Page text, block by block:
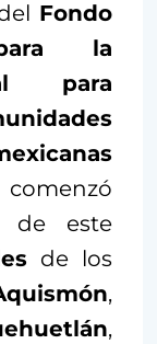
Fondo
la
para
comenzó
de este
de los
,
,